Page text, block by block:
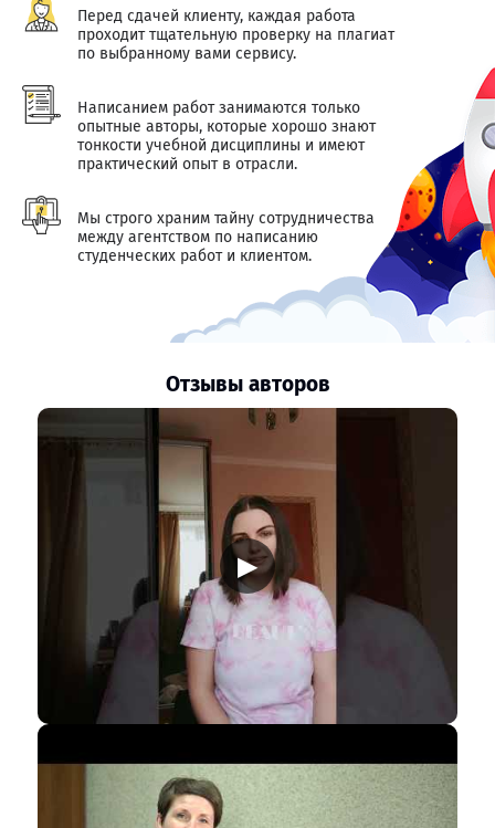
Перед сдачей клиенту, каждая работа
проходит тщательную проверку на плагиат
по выбранному вами сервису.
Написанием работ занимаются только
опытные авторы, которые хорошо знают
тонкости учебной дисциплины и имеют
практический опыт в отрасли.
Мы строго храним тайну сотрудничества
между агентством по написанию
студенческих работ и клиентом.
Отзывы авторов
▶